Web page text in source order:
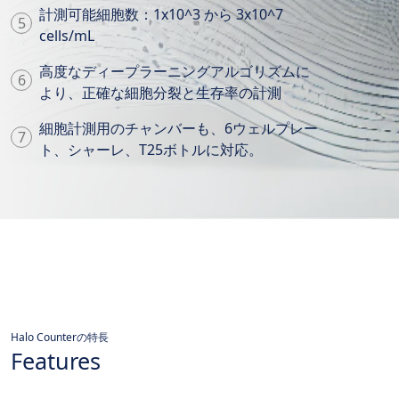
計測可能細胞数：1x10^3 から 3x10^7
cells/mL
高度なディープラーニングアルゴリズムに
より、正確な細胞分裂と生存率の計測
細胞計測用のチャンバーも、6ウェルプレー
ト、シャーレ、T25ボトルに対応。
Features